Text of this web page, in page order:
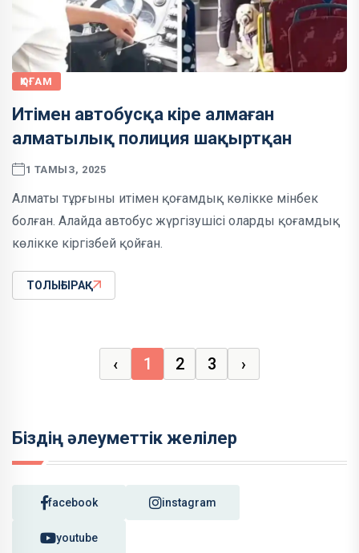
ҚОҒАМ
Итімен автобусқа кіре алмаған
алматылық полиция шақыртқан
1 ТАМЫЗ, 2025
Алматы тұрғыны итімен қоғамдық көлікке мінбек
болған. Алайда автобус жүргізушісі оларды қоғамдық
көлікке кіргізбей қойған.
ТОЛЫҒЫРАҚ
‹ 1 2 3 ›
Біздің әлеуметтік желілер
facebook instagram
youtube